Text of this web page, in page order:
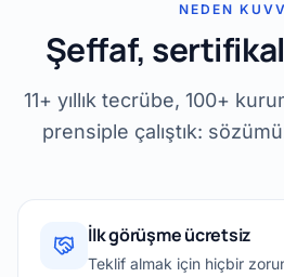
NEDEN
Şeffaf,
11+ yıllık tecrübe, 100+
prensiple çalıştık:
İlk görüşme ücretsiz
Teklif almak için hiçbir